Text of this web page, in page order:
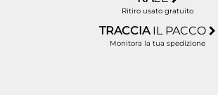
Ritiro usato gratuito
TRACCIA IL PACCO
Monitora la tua spedizione